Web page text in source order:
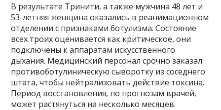
В результате Тринити, а также мужчина 48 лет и
53-летняя женщина оказались в реанимационном
отделении с признаками ботулизма. Состояние
всех троих оценивается как критическое, они
подключены к аппаратам искусственного
дыхания. Медицинский персонал срочно заказал
противоботулиническую сыворотку из соседнего
штата, чтобы нейтрализовать действие токсина.
Период восстановления, по прогнозам врачей,
может растянуться на несколько месяцев.